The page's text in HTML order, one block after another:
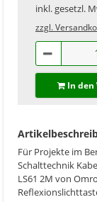
inkl. gesetzl.
zzgl.
In den
Für Projekte im
Schalttechnik
LS61 2M von